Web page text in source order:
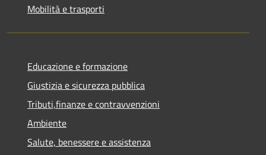
Mobilità e trasporti
Educazione e formazione
Giustizia e sicurezza pubblica
Tributi,finanze e contravvenzioni
Ambiente
Salute, benessere e assistenza